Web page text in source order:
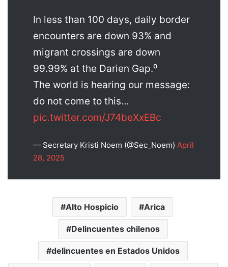
In less than 100 days, daily border
encounters are down 93% and
migrant crossings are down
99.99% at the Darien Gap.⁰
The world is hearing our message:
do not come to this…
pic.twitter.com/J74beXxEBc
— Secretary Kristi Noem (@Sec_Noem) April
28, 2025
Alto Hospicio Arica
Delincuentes chilenos
delincuentes en Estados Unidos